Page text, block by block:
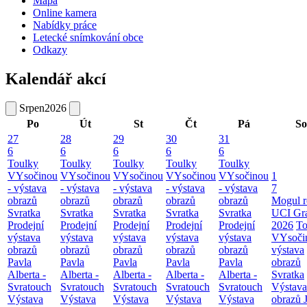
Online kamera
Nabídky práce
Letecké snímkování obce
Odkazy
Kalendář akcí
Srpen2026
Po
Út St Čt Pá
So
27
6
Toulky
VYsočinou
- výstava
obrazů
Svratka
Prodejní
výstava
obrazů
Pavla
Alberta -
Svratouch
Výstava
28
6
Toulky
VYsočinou
- výstava
obrazů
Svratka
Prodejní
výstava
obrazů
Pavla
Alberta -
Svratouch
Výstava
29
6
Toulky
VYsočinou
- výstava
obrazů
Svratka
Prodejní
výstava
obrazů
Pavla
Alberta -
Svratouch
Výstava
30
6
Toulky
VYsočinou
- výstava
obrazů
Svratka
Prodejní
výstava
obrazů
Pavla
Alberta -
Svratouch
Výstava
31
6
Toulky
VYsočinou
- výstava
obrazů
Svratka
Prodejní
výstava
obrazů
Pavla
Alberta -
Svratouch
Výstava
1
7
Mogul
UCI
2026
výstava
obrazů
Svratka
Výstava
obrazů